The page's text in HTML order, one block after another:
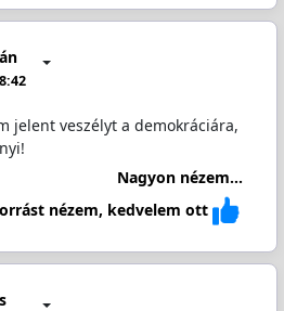
jelent veszélyt a demokráciára,
Nagyon nézem...
nézem, kedvelem ott